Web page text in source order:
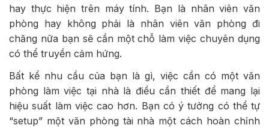
hay thực hiện trên máy tính. Bạn là nhân viên văn
phòng hay không phải là nhân viên văn phòng đi
chăng nữa bạn sẽ cần một chỗ làm việc chuyên dụng
có thể truyền cảm hứng.
Bất kể nhu cầu của bạn là gì, việc cần có một văn
phòng làm việc tại nhà là điều cần thiết để mang lại
hiệu suất làm việc cao hơn. Bạn có ý tưởng có thể tự
“setup” một văn phòng tài nhà một cách hoàn chỉnh